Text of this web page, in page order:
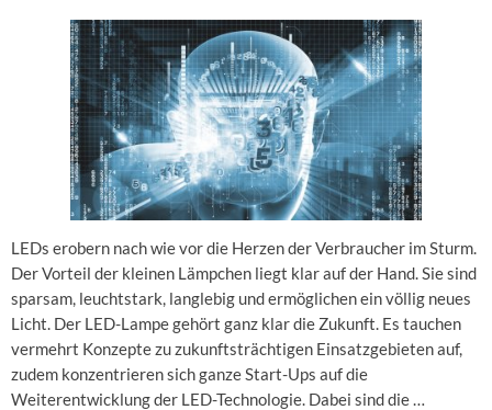
LEDs erobern nach wie vor die Herzen der Verbraucher im Sturm.
Der Vorteil der kleinen Lämpchen liegt klar auf der Hand. Sie sind
sparsam, leuchtstark, langlebig und ermöglichen ein völlig neues
Licht. Der LED-Lampe gehört ganz klar die Zukunft. Es tauchen
vermehrt Konzepte zu zukunftsträchtigen Einsatzgebieten auf,
zudem konzentrieren sich ganze Start-Ups auf die
Weiterentwicklung der LED-Technologie. Dabei sind die …